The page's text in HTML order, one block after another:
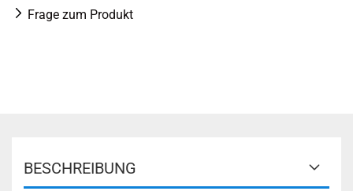
Frage zum Produkt
BESCHREIBUNG